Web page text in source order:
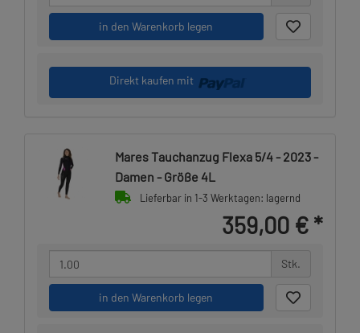
in den Warenkorb legen
Direkt kaufen mit
Mares Tauchanzug Flexa 5/4 - 2023 -
Damen - Größe 4L
Lieferbar in 1-3 Werktagen: lagernd
359,00 € *
Stk.
in den Warenkorb legen